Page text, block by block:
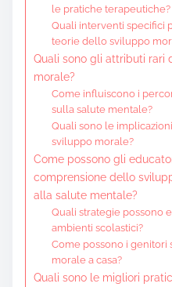
le pratiche terapeutiche?
Quali interventi specifici
teorie dello sviluppo
Quali sono gli attributi rari
morale?
Come influiscono i
sulla salute mentale?
Quali sono le
sviluppo morale?
Come possono gli
comprensione dello
alla salute mentale?
Quali strategie possono
ambienti scolastici?
Come possono i
morale a casa?
Quali sono le migliori